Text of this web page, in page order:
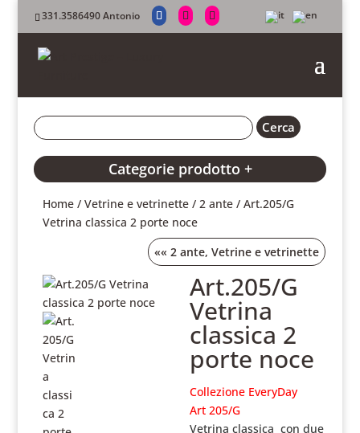
331.3586490 Antonio
Categorie prodotto +
Home /Vetrine e vetrinette /2 ante / Art.205/G
Vetrina classica 2 porte noce
««2 ante,Vetrine e vetrinette
Art.205/G
Vetrina
classica 2
porte noce
Collezione EveryDay
Art 205/G
Vetrina classica con due